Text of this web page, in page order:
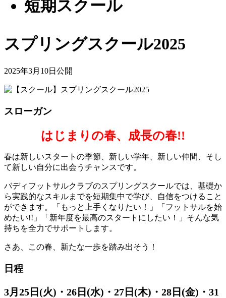
短期スクール
スプリングスクール2025
2025年3月10日公開
スローガン
はじまりの春、成長の春!!
春は新しいスタートの季節、新しい学年、新しい仲間、そし
て新しい自分に出会うチャンスです。
バディフットサルクラブのスプリングスクールでは、基礎か
ら実践的なスキルまでを短期集中で学び、自信をつけること
ができます。「もっと上手くなりたい！」「フットサルを始
めたい!!」「新年度を最高のスタートにしたい！」そんな気
持ちを全力でサポートします。
さあ、この春、新たな一歩を踏み出そう！
日程
3月25日(火)・26日(水)・27日(木)・28日(金)・31